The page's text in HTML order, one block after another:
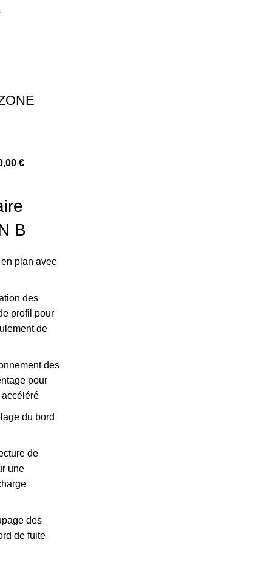
€
B
plan avec
des
profil pour
de
des
pour
du bord
de
une
des
de fuite